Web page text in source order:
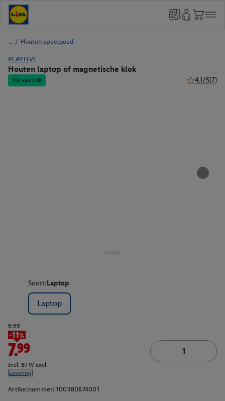
/ Houten speelgoed
PLAYTIVE
Houten laptop of magnetische klok
Tip van Lidl 4.1/5(7)
Soort:Laptop
Laptop
8.99
-11%
7.99
Incl. BTW excl.
Levering
Artikelnummer: 100380874001